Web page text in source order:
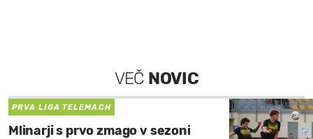
VEČ NOVIC
PRVA LIGA TELEMACH
Mlinarji s prvo zmago v sezoni